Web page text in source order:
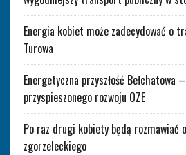
Energia kobiet może zadecydować o
Turowa
Energetyczna przyszłość Bełchatowa
przyspieszonego rozwoju OZE
Po raz drugi kobiety będą
zgorzeleckiego